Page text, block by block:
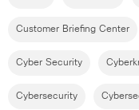
Customer Briefing Center
Cyber Security
Cybersecurity